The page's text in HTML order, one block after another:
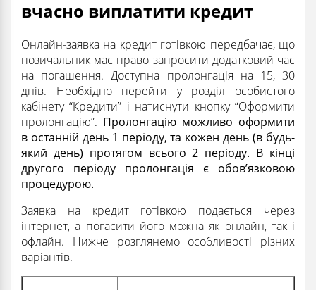
вчасно виплатити кредит
Онлайн-заявка на кредит готівкою передбачає, що
позичальник має право запросити додатковий час
на погашення. Доступна пролонгація на 15, 30
днів. Необхідно перейти у розділ особистого
кабінету “Кредити” і натиснути кнопку “Оформити
пролонгацію”. Пролонгацію можливо оформити
в останній день 1 періоду, та кожен день (в будь-
який день) протягом всього 2 періоду. В кінці
другого періоду пролонгація є обов’язковою
процедурою.
Заявка на кредит готівкою подається через
інтернет, а погасити його можна як онлайн, так і
офлайн. Нижче розглянемо особливості різних
варіантів.